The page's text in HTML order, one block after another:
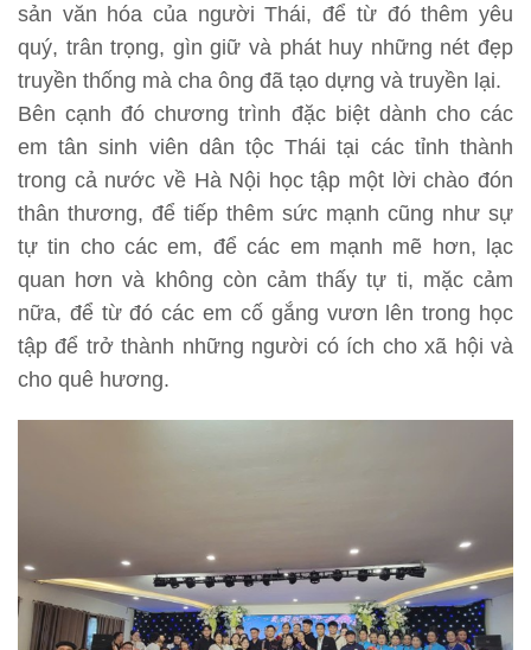
sản văn hóa của người Thái, để từ đó thêm yêu
quý, trân trọng, gìn giữ và phát huy những nét đẹp
truyền thống mà cha ông đã tạo dựng và truyền lại.
Bên cạnh đó chương trình đặc biệt dành cho các
em tân sinh viên dân tộc Thái tại các tỉnh thành
trong cả nước về Hà Nội học tập một lời chào đón
thân thương, để tiếp thêm sức mạnh cũng như sự
tự tin cho các em, để các em mạnh mẽ hơn, lạc
quan hơn và không còn cảm thấy tự ti, mặc cảm
nữa, để từ đó các em cố gắng vươn lên trong học
tập để trở thành những người có ích cho xã hội và
cho quê hương.